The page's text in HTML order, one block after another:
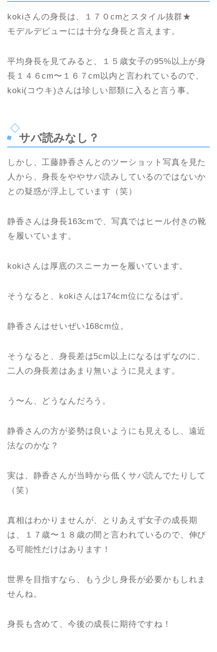
kokiさんの身長は、１７０cmとスタイル抜群★
モデルデビューには十分な身長と言えます。
平均身長を見てみると、１５歳女子の95%以上が身
長１４６cm〜１６７cm以内と言われているので、
koki(コウキ)さんは珍しい部類に入ると言う事。
サバ読みなし？
しかし、工藤静香さんとのツーショット写真を見た
人から、身長をややサバ読みしているのではないか
との疑惑が浮上しています（笑）
静香さんは身長163cmで、写真ではヒール付きの靴
を履いています。
kokiさんは厚底のスニーカーを履いています。
そうなると、kokiさんは174cm位になるはず。
静香さんはせいぜい168cm位。
そうなると、身長差は5cm以上になるはずなのに、
二人の身長差はあまり無いように見えます。
う〜ん、どうなんだろう。
静香さんの方が姿勢は良いようにも見えるし、遠近
法なのかな？
実は、静香さんが当時から低くサバ読んでたりして
（笑）
真相はわかりませんが、とりあえず女子の成長期
は、１７歳〜１８歳の間と言われているので、伸び
る可能性だけはあります！
世界を目指すなら、もう少し身長が必要かもしれま
せんね。
身長も含めて、今後の成長に期待ですね！